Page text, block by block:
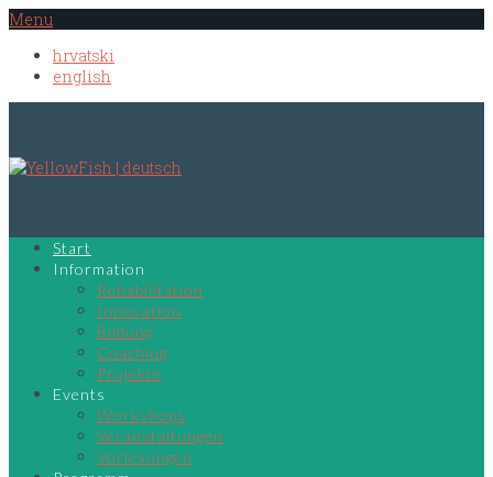
Menu
hrvatski
english
Start
Information
Rehabilitation
Innovation
Bildung
Coaching
Projekte
Events
Workshops
Veranstaltungen
Vorlesungen